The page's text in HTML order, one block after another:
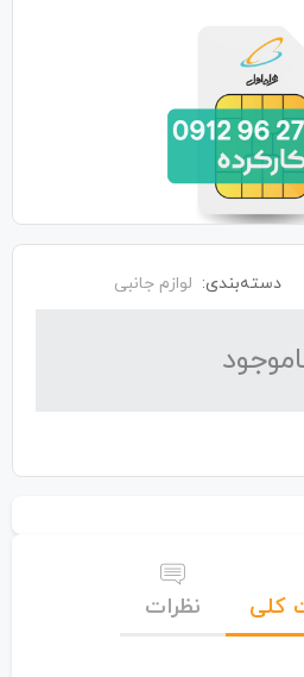
دسته‌بندی: لوازم جانبی
کلی
نظرات